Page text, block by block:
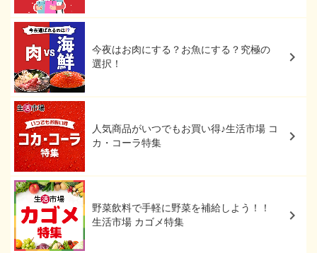
今夜はお肉にする？お魚にする？究極の
選択！
人気商品がいつでもお買い得♪生活市場 コ
カ・コーラ特集
野菜飲料で手軽に野菜を補給しよう！！
生活市場 カゴメ特集